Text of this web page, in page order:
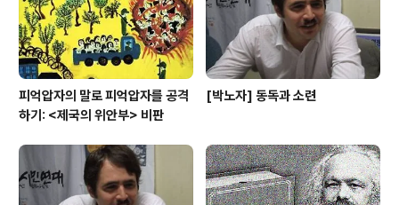
피억압자의 말로 피억압자를 공격
하기: <제국의 위안부> 비판
[박노자] 동독과 소련